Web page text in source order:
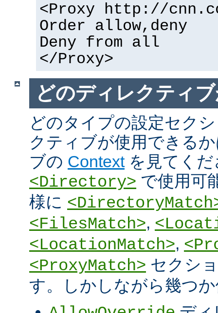
<Proxy http://
Order allow,deny
Deny from all
</Proxy>
どのディレクティ
どのタイプの設定セク
クティブが使用できる
ブの Contextを見てくだ
<Directory> で使用可
様に
<FilesMatch>,
<LocationMatch>,
<ProxyMatch> セクシ
す。しかしながら幾つ